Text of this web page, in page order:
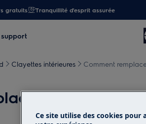
gratuits Tranquillité d'esprit assurée
Clayettes intérieures Comment
la tablette
Ce site utilise des cookies